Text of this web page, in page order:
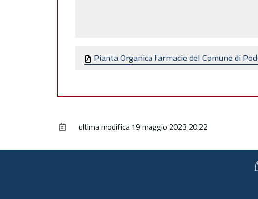
Pianta Organica farmacie del Comune di
ultima modifica 19 maggio 2023 20:22